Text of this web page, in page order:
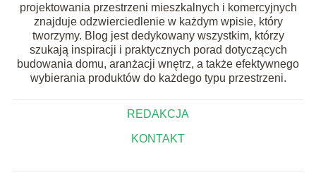
projektowania przestrzeni mieszkalnych i komercyjnych
znajduje odzwierciedlenie w każdym wpisie, który
tworzymy. Blog jest dedykowany wszystkim, którzy
szukają inspiracji i praktycznych porad dotyczących
budowania domu, aranżacji wnętrz, a także efektywnego
wybierania produktów do każdego typu przestrzeni.
REDAKCJA
KONTAKT